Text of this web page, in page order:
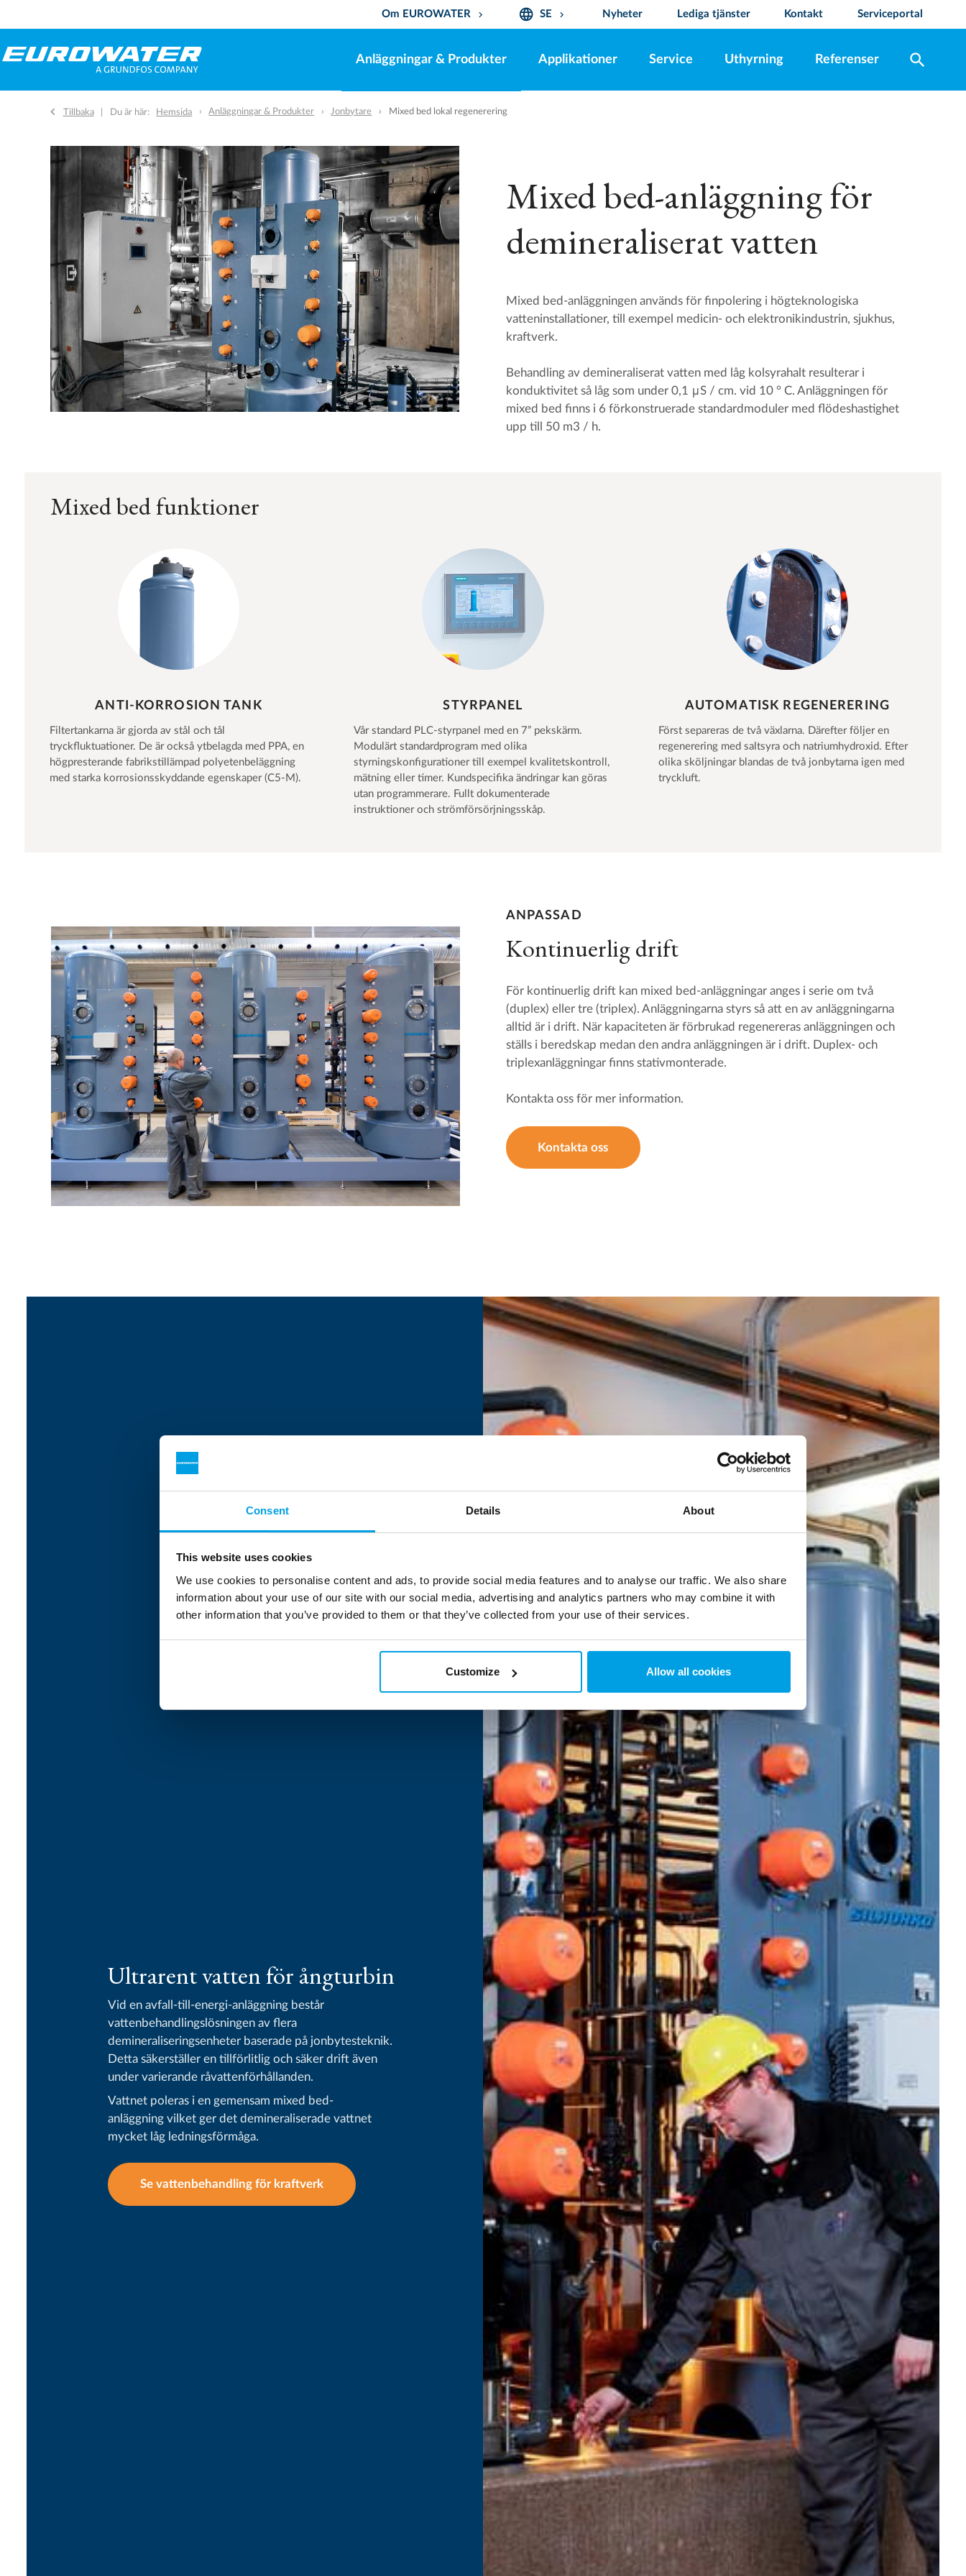
Consent Details About
This website uses cookies
We use cookies to personalise content and ads, to provide social media features and to analyse our traffic. We also share
information about your use of our site with our social media, advertising and analytics partners who may combine it with
other information that you’ve provided to them or that they’ve collected from your use of their services.
Customize Allow all cookies
Om EUROWATER keyboard_arrow_down language SE keyboard_arrow_down Nyheter Lediga tjänster Kontakt Serviceportal
Anläggningar & Produkter Applikationer Service Uthyrning Referenser search
Tillbaka Du är här: Hemsida Anläggningar & Produkter Jonbytare Mixed bed lokal regenerering
Mixed bed-anläggning för
demineraliserat vatten
Mixed bed-anläggningen används för finpolering i högteknologiska
vatteninstallationer, till exempel medicin- och elektronikindustrin, sjukhus,
kraftverk.
Behandling av demineraliserat vatten med låg kolsyrahalt resulterar i
konduktivitet så låg som under 0,1 μS / cm. vid 10 ° C. Anläggningen för
mixed bed finns i 6 förkonstruerade standardmoduler med flödeshastighet
upp till 50 m3 / h.
Mixed bed funktioner
ANTI-KORROSION TANK
Filtertankarna är gjorda av stål och tål
tryckfluktuationer. De är också ytbelagda med PPA, en
högpresterande fabrikstillämpad polyetenbeläggning
med starka korrosionsskyddande egenskaper (C5-M).
STYRPANEL
Vår standard PLC-styrpanel med en 7” pekskärm.
Modulärt standardprogram med olika
styrningskonfigurationer till exempel kvalitetskontroll,
mätning eller timer. Kundspecifika ändringar kan göras
utan programmerare. Fullt dokumenterade
instruktioner och strömförsörjningsskåp.
AUTOMATISK REGENERERING
Först separeras de två växlarna. Därefter följer en
regenerering med saltsyra och natriumhydroxid. Efter
olika sköljningar blandas de två jonbytarna igen med
tryckluft.
ANPASSAD
Kontinuerlig drift
För kontinuerlig drift kan mixed bed-anläggningar anges i serie om två
(duplex) eller tre (triplex). Anläggningarna styrs så att en av anläggningarna
alltid är i drift. När kapaciteten är förbrukad regenereras anläggningen och
ställs i beredskap medan den andra anläggningen är i drift. Duplex- och
triplexanläggningar finns stativmonterade.
Kontakta oss för mer information.
Kontakta oss
Ultrarent vatten för ångturbin
Vid en avfall-till-energi-anläggning består
vattenbehandlingslösningen av flera
demineraliseringsenheter baserade på jonbytesteknik.
Detta säkerställer en tillförlitlig och säker drift även
under varierande råvattenförhållanden.
Vattnet poleras i en gemensam mixed bed-
anläggning vilket ger det demineraliserade vattnet
mycket låg ledningsförmåga.
Se vattenbehandling för kraftverk